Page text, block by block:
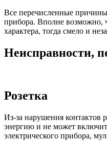
Все перечисленные
прибора. Вполне возможно,
характера, тогда смело и
Неисправности,
Розетка
Из-за нарушения контактов
энергию и не может
электрического прибора,